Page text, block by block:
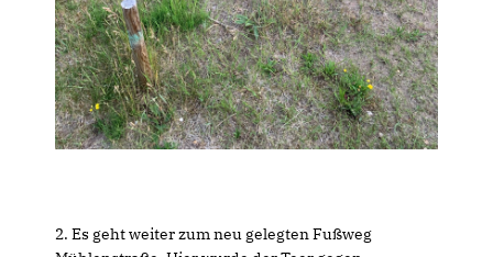
2. Es geht weiter zum neu gelegten Fußweg